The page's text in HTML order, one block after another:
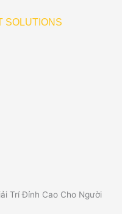
SOLUTIONS
Trí Đỉnh Cao Cho Người